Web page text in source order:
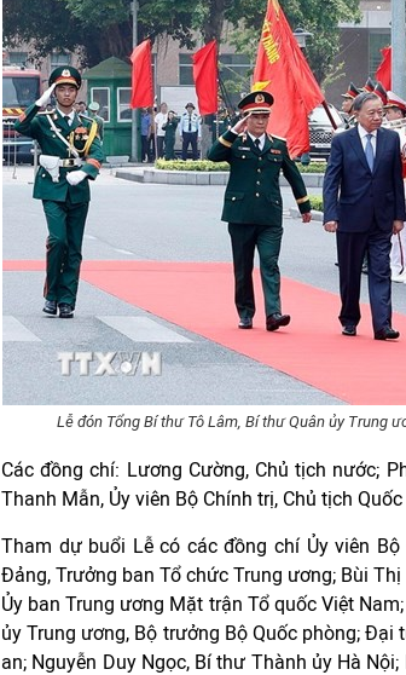
Lễ đón Tổng Bí thư Tô Lâm, Bí thư Quân ủy Trung
Các đồng chí: Lương Cường, Chủ tịch nước;
Thanh Mẫn, Ủy viên Bộ Chính trị, Chủ tịch
Tham dự buổi Lễ có các đồng chí Ủy viên
Đảng, Trưởng ban Tổ chức Trung ương; Bùi
Ủy ban Trung ương Mặt trận Tổ quốc Việt
ủy Trung ương, Bộ trưởng Bộ Quốc phòng;
an; Nguyễn Duy Ngọc, Bí thư Thành ủy Hà